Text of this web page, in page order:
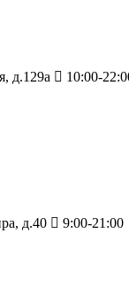
д.129а 10:00-
д.40 9:00-21:00